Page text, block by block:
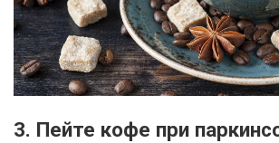
3. Пейте кофе при